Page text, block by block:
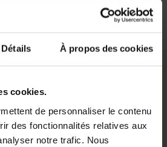
Détails À propos des cookies
cookies.
de personnaliser le contenu
des fonctionnalités relatives aux
notre trafic. Nous
jusqu'à 500 x 500 mm.
h. 80 mm pour ruche Dadant
votre colonie du vent, des
. Léger et maniable, il